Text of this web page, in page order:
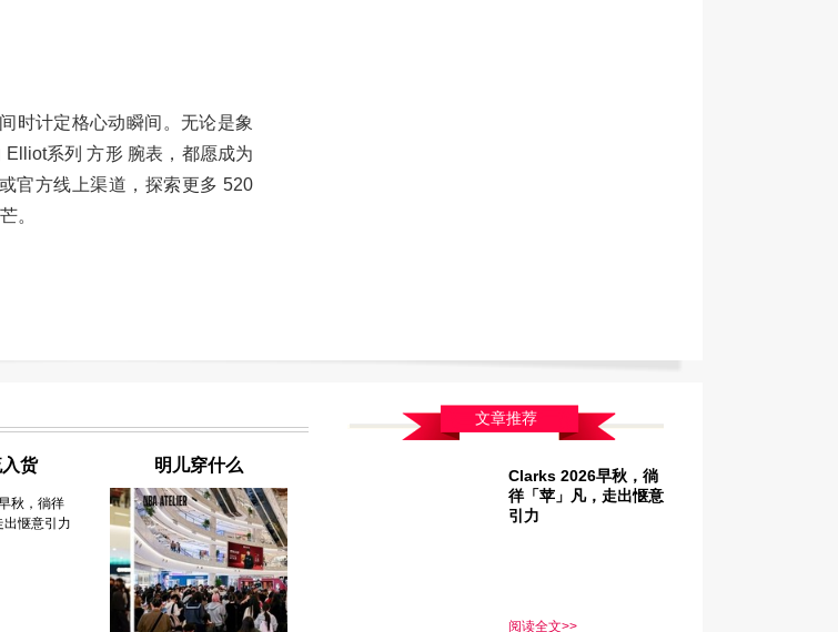
时计定格心动瞬间。无论是象
系列 方形 腕表，都愿成为
官方线上渠道，探索更多 520
。
货
秋，徜徉
出惬意引力
明儿穿什么
文章推荐
Clarks 2026早秋，徜
徉「苹」凡，走出惬意
引力
阅读全文>>